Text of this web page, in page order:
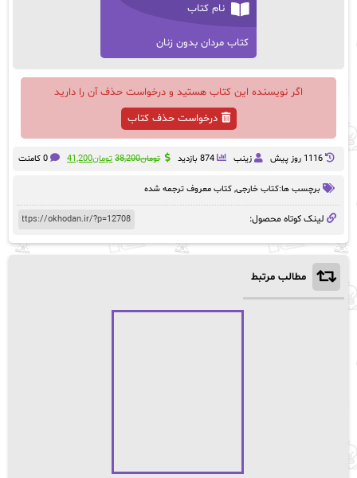
نام کتاب
کتاب مردان بدون زنان
اگر نویسنده این کتاب هستید و درخواست حذف آن را دارید
درخواست حذف کتاب
1116 روز پيش زینب 874 بازدید تومان38,200 قیمت
تومان41,200قیمت0 کامنت
برچسب ها:کتاب خارجی, کتاب معروف ترجمه شده
لینک کوتاه محصول:
مطالب مرتبط